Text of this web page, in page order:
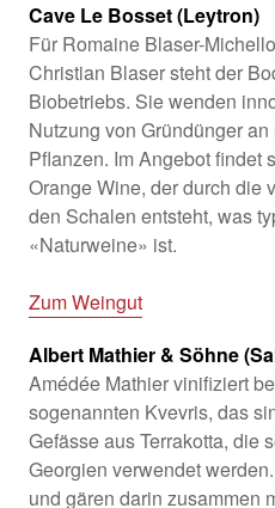
Cave Le Bosset (Leytron)
Für Romaine Blaser-
Christian Blaser steht der
Biobetriebs. Sie wenden
Nutzung von Gründünger
Pflanzen. Im Angebot findet
Orange Wine, der durch die
den Schalen entsteht, was
«Naturweine» ist.
Zum Weingut
Albert Mathier & Söhne
Amédée Mathier vinifiziert
sogenannten Kvevris, das
Gefässe aus Terrakotta, die
Georgien verwendet
und gären darin zusammen